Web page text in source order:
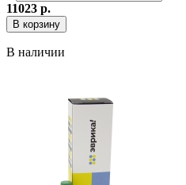
11023 р.
В наличии